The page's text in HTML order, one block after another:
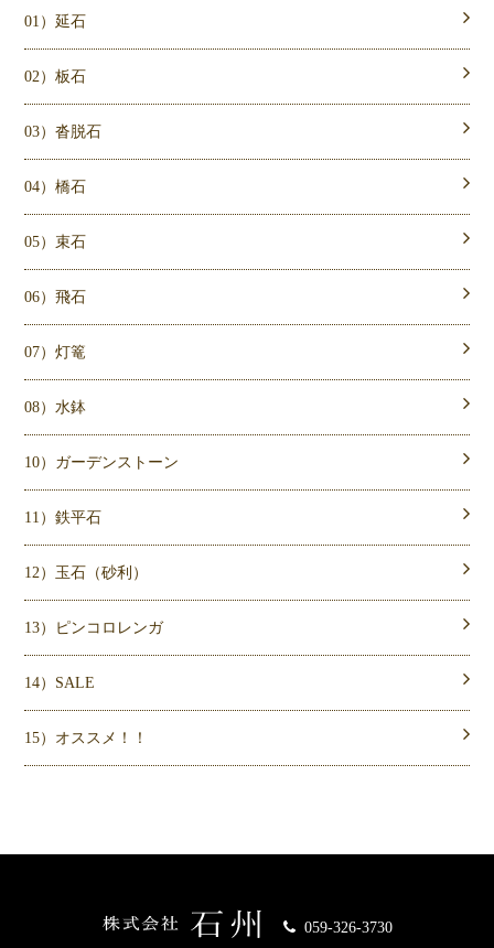
01）延石
02）板石
03）沓脱石
04）橋石
05）束石
06）飛石
07）灯篭
08）水鉢
10）ガーデンストーン
11）鉄平石
12）玉石（砂利）
13）ピンコロレンガ
14）SALE
15）オススメ！！
059-326-3730